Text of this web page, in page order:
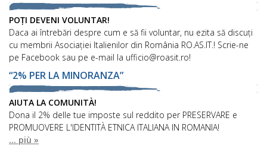
POȚI DEVENI VOLUNTAR!
Daca ai întrebări despre cum e să fii voluntar, nu ezita să discuți
cu membrii Asociației Italienilor din România RO.AS.IT.! Scrie-ne
pe Facebook sau pe e-mail la ufficio@roasit.ro!
“2% PER LA MINORANZA”
AIUTA LA COMUNITÀ!
Dona il 2% delle tue imposte sul reddito per PRESERVARE e
PROMUOVERE L'IDENTITÀ ETNICA ITALIANA IN ROMANIA!
... più »